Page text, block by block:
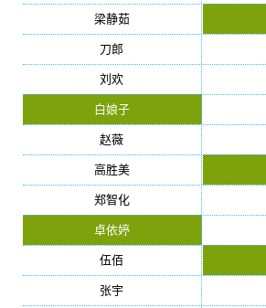
梁静茹
刀郎
刘欢
白娘子
赵薇
高胜美
郑智化
卓依婷
伍佰
张宇